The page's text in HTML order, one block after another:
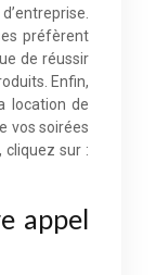
préfèrent
de réussir
Enfin,
location de
vos soirées
cliquez sur :
appel